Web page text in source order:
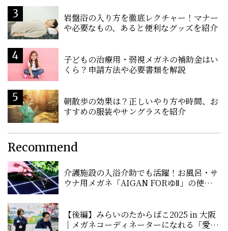
岩盤浴の入り方を徹底レクチャー！マナー
や必要なもの、あると便利なグッズを紹介
子どもの治療用・弱視メガネの補助金はい
くら？申請方法や必要書類を解説
朝散歩の効果は？正しいやり方や時間、お
すすめの服装やサングラスを紹介
Recommend
介護施設の入浴介助でも活躍！お風呂・サ
ウナ用メガネ「AIGAN FORゆⅡ」の使い心
【後編】みらいのたからばこ2025 in 大阪
｜メガネコーディネーターになれる「愛眼